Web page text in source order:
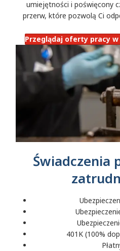
umiejętności i poświęcony
przerw, które pozwolą Ci
Przeglądaj oferty pracy
Świadczenia
401K (100%